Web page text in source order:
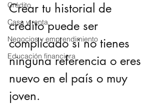
Crédito
Casa y renta
Negocios y emprendimiento
Educación financiera
Crear tu historial de
crédito puede ser
complicado si no tienes
ninguna referencia o eres
nuevo en el país o muy
joven.